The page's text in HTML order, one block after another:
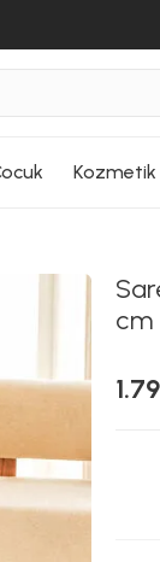
Kozmetik
cm